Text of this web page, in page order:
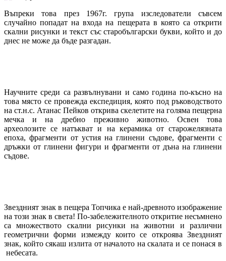
Въпреки това през 1967г. група изследователи съвсем
случайно попадат на входа на пещерата в която са открити
скални рисунки и текст със старобългарски букви, който и до
днес не може да бъде разгадан.
Научните среди са развълнувани и само година по-късно на
това място се провежда експедиция, която под ръководството
на ст.н.с. Атанас Пейков открива скелетите на голяма пещерна
мечка и на дребно преживно животно. Освен това
археолозите се натъкват и на керамика от старожелязната
епоха, фрагменти от устия на глинени съдове, фрагменти с
дръжки от глинени фигури и фрагменти от дъна на глинени
съдове.
Звездният знак в пещера Топчика е най-древното изображение
на този знак в света! По-забележителното откритие несъмнено
са множеството скални рисунки на животни и различни
геометрични форми измежду които се откроява Звездният
знак, който сякаш излита от началото на скалата и се понася в
небесата.